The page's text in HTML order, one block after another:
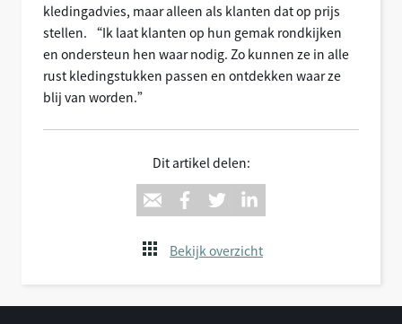
kledingadvies, maar alleen als klanten dat op prijs
stellen. “Ik laat klanten op hun gemak rondkijken
en ondersteun hen waar nodig. Zo kunnen ze in alle
rust kledingstukken passen en ontdekken waar ze
blij van worden.”
Dit artikel delen:
Bekijk overzicht